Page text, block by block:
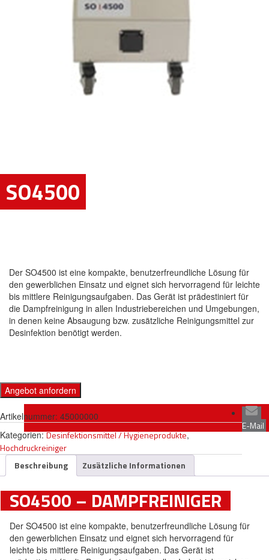
SO4500
Der SO4500 ist eine kompakte, benutzerfreundliche Lösung für
den gewerblichen Einsatz und eignet sich hervorragend für leichte
bis mittlere Reinigungsaufgaben. Das Gerät ist prädestiniert für
die Dampfreinigung in allen Industriebereichen und Umgebungen,
in denen keine Absaugung bzw. zusätzliche Reinigungsmittel zur
Desinfektion benötigt werden.
Angebot anfordern
Artikelnummer: 45000000
Kategorien:Desinfektionsmittel / Hygieneprodukte,
Hochdruckreiniger
E-Mail
Beschreibung Zusätzliche Informationen
SO4500 – DAMPFREINIGER
Der SO4500 ist eine kompakte, benutzerfreundliche Lösung für
den gewerblichen Einsatz und eignet sich hervorragend für
leichte bis mittlere Reinigungsaufgaben. Das Gerät ist